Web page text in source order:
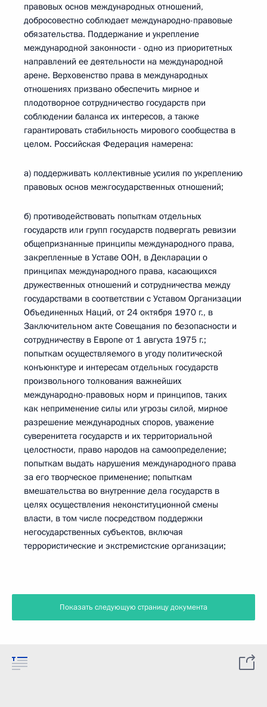
правовых основ международных отношений,
добросовестно соблюдает международно-правовые
обязательства. Поддержание и укрепление
международной законности - одно из приоритетных
направлений ее деятельности на международной
арене. Верховенство права в международных
отношениях призвано обеспечить мирное и
плодотворное сотрудничество государств при
соблюдении баланса их интересов, а также
гарантировать стабильность мирового сообщества в
целом. Российская Федерация намерена:
а) поддерживать коллективные усилия по укреплению
правовых основ межгосударственных отношений;
б) противодействовать попыткам отдельных
государств или групп государств подвергать ревизии
общепризнанные принципы международного права,
закрепленные в Уставе ООН, в Декларации о
принципах международного права, касающихся
дружественных отношений и сотрудничества между
государствами в соответствии с Уставом Организации
Объединенных Наций, от 24 октября 1970 г., в
Заключительном акте Совещания по безопасности и
сотрудничеству в Европе от 1 августа 1975 г.;
попыткам осуществляемого в угоду политической
конъюнктуре и интересам отдельных государств
произвольного толкования важнейших
международно-правовых норм и принципов, таких
как неприменение силы или угрозы силой, мирное
разрешение международных споров, уважение
суверенитета государств и их территориальной
целостности, право народов на самоопределение;
попыткам выдать нарушения международного права
за его творческое применение; попыткам
вмешательства во внутренние дела государств в
целях осуществления неконституционной смены
власти, в том числе посредством поддержки
негосударственных субъектов, включая
террористические и экстремистские организации;
Показать следующую страницу документа